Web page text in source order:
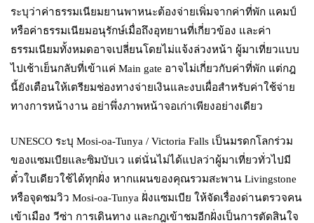
ระบุว่าค่าธรรมเนียมยานพาหนะต้องจ่ายเพิ่มจากค่าที่พัก แคมป์
หรือค่าธรรมเนียมอนุรักษ์เมื่อถึงอุทยานที่เกี่ยวข้อง และค่า
ธรรมเนียมทั้งหมดอาจเปลี่ยนโดยไม่แจ้งล่วงหน้า ผู้มาเที่ยวแบบ
ไปเช้าเย็นกลับที่เข้าแค่ Main gate อาจไม่เกี่ยวกับค่าที่พัก แต่กฎ
นี้ยังเตือนให้เตรียมช่องทางจ่ายเงินและงบเผื่อสำหรับค่าใช้จ่าย
ทางการหน้างาน อย่าพึ่งภาพหน้าจอเก่าเพียงอย่างเดียว
UNESCO ระบุ Mosi-oa-Tunya / Victoria Falls เป็นมรดกโลกร่วม
ของแซมเบียและซิมบับเว แต่นั่นไม่ได้แปลว่าผู้มาเที่ยวทั่วไปมี
ตั๋วใบเดียวใช้ได้ทุกฝั่ง หากแผนของคุณรวมสะพาน Livingstone
หรือจุดชมวิว Mosi-oa-Tunya ฝั่งแซมเบีย ให้จัดเรื่องด่านตรวจคน
เข้าเมือง วีซ่า การเดินทาง และกฎเข้าชมอีกฝั่งเป็นการตัดสินใจ